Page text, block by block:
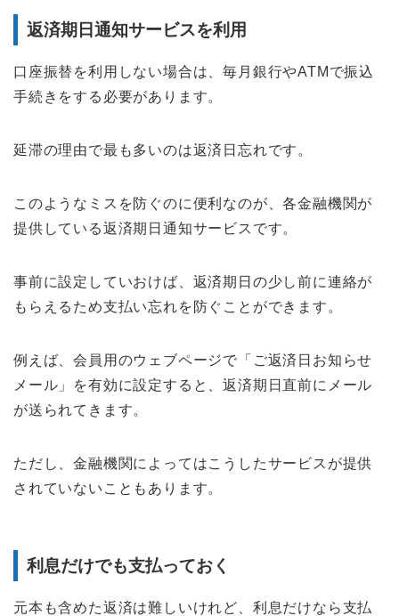
返済期日通知サービスを利用
口座振替を利用しない場合は、毎月銀行やATMで振込
手続きをする必要があります。
延滞の理由で最も多いのは返済日忘れです。
このようなミスを防ぐのに便利なのが、各金融機関が
提供している返済期日通知サービスです。
事前に設定していおけば、返済期日の少し前に連絡が
もらえるため支払い忘れを防ぐことができます。
例えば、会員用のウェブページで「ご返済日お知らせ
メール」を有効に設定すると、返済期日直前にメール
が送られてきます。
ただし、金融機関によってはこうしたサービスが提供
されていないこともあります。
利息だけでも支払っておく
元本も含めた返済は難しいけれど、利息だけなら支払